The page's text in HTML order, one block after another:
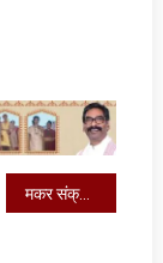
मकर संक्रांति आज, बन रहा दुर्लभ संयोग, इससे करें परहेज